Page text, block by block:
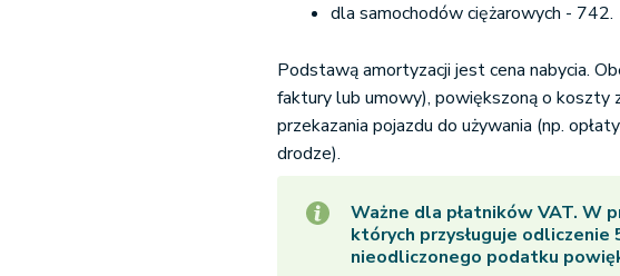
dla samochodów ciężarowych - 742.
Podstawą amortyzacji jest cena nabycia.
faktury lub umowy), powiększoną o koszty
przekazania pojazdu do używania (np.
drodze).
Ważne dla płatników VAT. W
których przysługuje odliczenie
nieodliczonego podatku